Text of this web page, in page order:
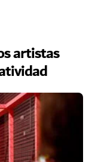
artistas